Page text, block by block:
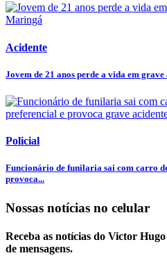
Acidente
Jovem de 21 anos perde a vida em
Policial
Funcionário de funilaria sai com carro
provoca...
Nossas notícias no celular
Receba as notícias do Victor
de mensagens.